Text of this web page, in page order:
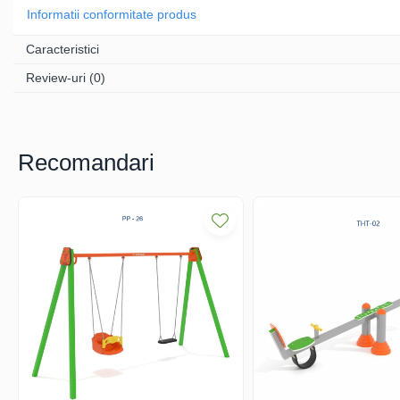
Tobogane din plastic
/Frânghie /Trapez
Structuri din Frânghie
Educativ / Creativ
Panouri Interactive
Informatii conformitate produs
Caracteristici
Review-uri (0)
Recomandari